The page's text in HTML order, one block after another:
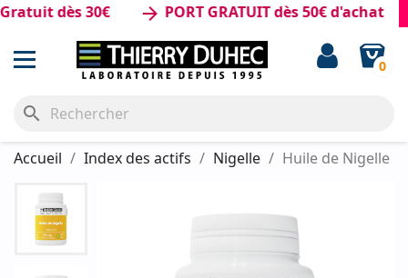
dès 30€ arrow_forwardPORT GRATUIT dès 50€ d'achat
0
search
Accueil Index des actifs Nigelle Huile de Nigelle